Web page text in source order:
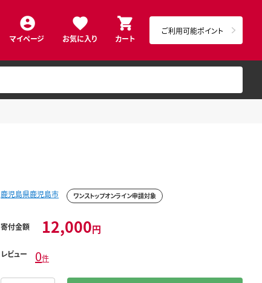
マイページ お気に入り カート
ご利用可能ポイント
鹿児島県鹿児島市 ワンストップオンライン申請対象
寄付金額 12,000円
レビュー 0件